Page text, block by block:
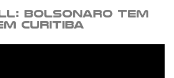
Bolsonaro tem
Curitiba